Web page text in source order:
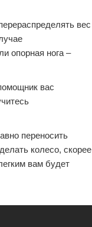
вес
опорная нога –
вас
переносить
колесо, скорее
вам будет